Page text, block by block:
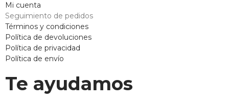
Mi cuenta
Seguimiento de pedidos
Términos y condiciones
Política de devoluciones
Política de privacidad
Política de envío
Te ayudamos